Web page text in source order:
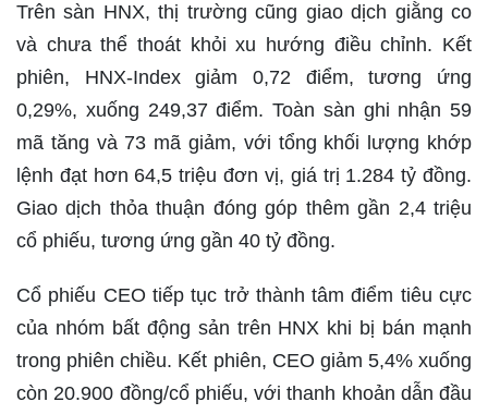
Trên sàn HNX, thị trường cũng giao dịch giằng co
và chưa thể thoát khỏi xu hướng điều chỉnh. Kết
phiên, HNX-Index giảm 0,72 điểm, tương ứng
0,29%, xuống 249,37 điểm. Toàn sàn ghi nhận 59
mã tăng và 73 mã giảm, với tổng khối lượng khớp
lệnh đạt hơn 64,5 triệu đơn vị, giá trị 1.284 tỷ đồng.
Giao dịch thỏa thuận đóng góp thêm gần 2,4 triệu
cổ phiếu, tương ứng gần 40 tỷ đồng.
Cổ phiếu CEO tiếp tục trở thành tâm điểm tiêu cực
của nhóm bất động sản trên HNX khi bị bán mạnh
trong phiên chiều. Kết phiên, CEO giảm 5,4% xuống
còn 20.900 đồng/cổ phiếu, với thanh khoản dẫn đầu